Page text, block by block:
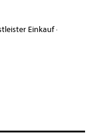
Einkauf·